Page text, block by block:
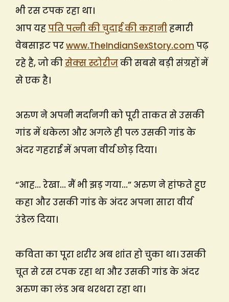
भी रस टपक रहा था।
आप यहपति पत्नी की चुदाई की कहानीहमारी
वेबसाइट परwww.TheIndianSexStory.com पढ़
रहे है, जो कीसेक्स स्टोरीजकी सबसे बड़ी संग्रहों में
से एक है।
अरुण ने अपनी मर्दानगी को पूरी ताकत से उसकी
गांड में धकेला और अगले ही पल उसकी गांड के
अंदर गहराई में अपना वीर्य छोड़ दिया।
“आह… रेखा… मैं भी झड़ गया…” अरुण ने हांफते हुए
कहा और उसकी गांड के अंदर अपना सारा वीर्य
उंडेल दिया।
कविता का पूरा शरीर अब शांत हो चुका था। उसकी
चूत से रस टपक रहा था और उसकी गांड के अंदर
अरुण का लंड अब थरथरा रहा था।